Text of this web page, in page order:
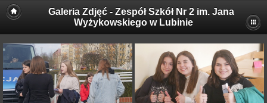
Galeria Zdjęć - Zespół Szkół Nr 2 im. Jana
Wyżykowskiego w Lubinie